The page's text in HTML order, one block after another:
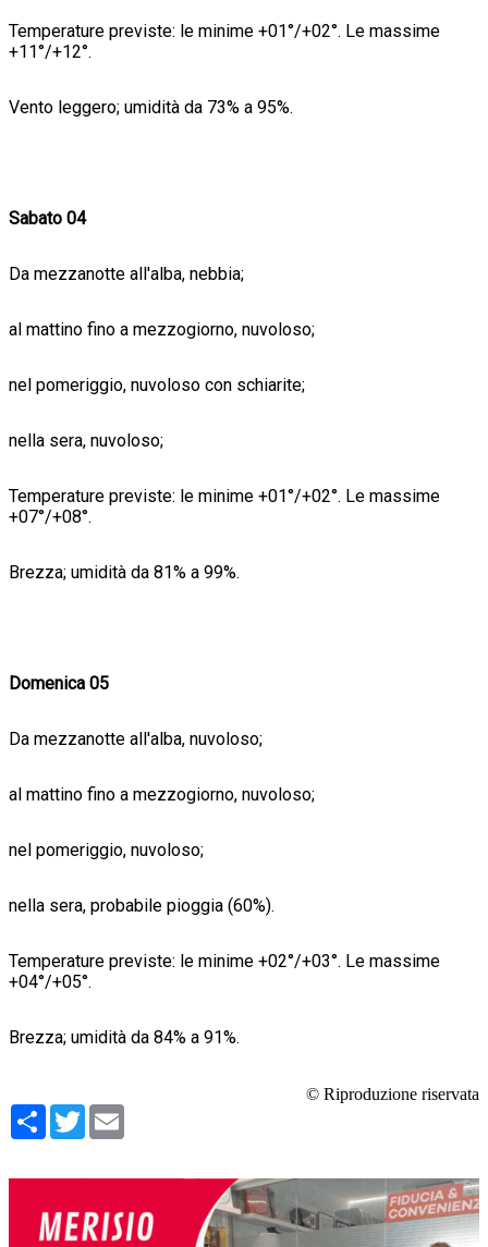
Temperature previste: le minime +01°/+02°. Le massime
+11°/+12°.
Vento leggero; umidità da 73% a 95%.
Sabato 04
Da mezzanotte all'alba, nebbia;
al mattino fino a mezzogiorno, nuvoloso;
nel pomeriggio, nuvoloso con schiarite;
nella sera, nuvoloso;
Temperature previste: le minime +01°/+02°. Le massime
+07°/+08°.
Brezza; umidità da 81% a 99%.
Domenica 05
Da mezzanotte all'alba, nuvoloso;
al mattino fino a mezzogiorno, nuvoloso;
nel pomeriggio, nuvoloso;
nella sera, probabile pioggia (60%).
Temperature previste: le minime +02°/+03°. Le massime
+04°/+05°.
Brezza; umidità da 84% a 91%.
© Riproduzione riservata
Condividi
Twitter